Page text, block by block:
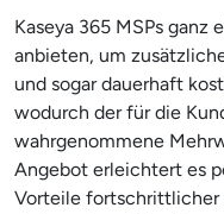
Kaseya 365 MSPs ganz
anbieten, um
und sogar dauerhaft
wodurch der für die
wahrgenommene
Angebot erleichtert es
Vorteile fortschrittlicher